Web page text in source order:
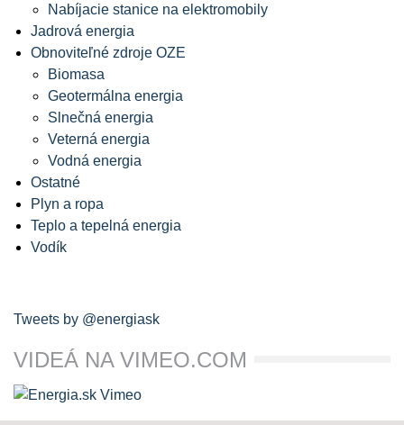
Nabíjacie stanice na elektromobily
Jadrová energia
Obnoviteľné zdroje OZE
Biomasa
Geotermálna energia
Slnečná energia
Veterná energia
Vodná energia
Ostatné
Plyn a ropa
Teplo a tepelná energia
Vodík
Tweets by @energiask
VIDEÁ NA VIMEO.COM